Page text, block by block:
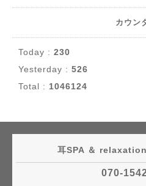
カウン
Today : 230
Yesterday : 526
Total : 1046124
耳SPA ＆
070-